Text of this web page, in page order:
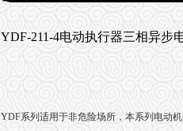
YDF-211-4电动执行器三相异步
YDF系列适用于非危险场所，本系列电动